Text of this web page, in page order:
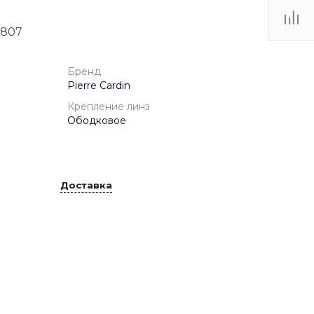
807
Бренд
Pierre Cardin
Крепление линз
Ободковое
Доставка